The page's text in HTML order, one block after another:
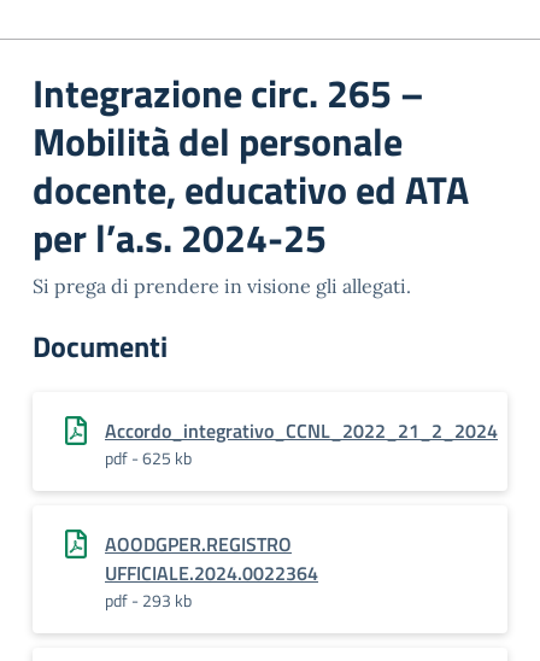
Integrazione circ. 265 –
Mobilità del personale
docente, educativo ed ATA
per l’a.s. 2024-25
Si prega di prendere in visione gli allegati.
Documenti
Accordo_integrativo_CCNL_2022_21_2_2024
pdf - 625 kb
AOODGPER.REGISTRO
UFFICIALE.2024.0022364
pdf - 293 kb